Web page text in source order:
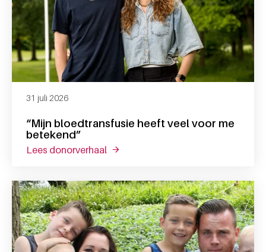
“Mijn bloedtransfusie heeft veel voor me
betekend”
31 juli 2026
lees donorverhaal over “mijn bloedtransfusie heeft